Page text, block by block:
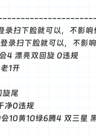
扫下脸就可以，不影响
扫下脸就可以，不影
漂亮双回旋 0违规
1开
尾
0违规
10黄10绿6腾4 双三星